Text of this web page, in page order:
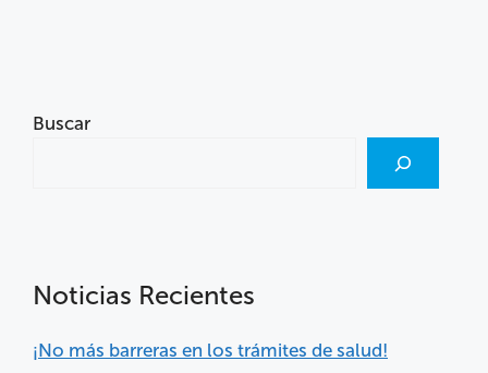
Buscar
Noticias Recientes
¡No más barreras en los trámites de salud!